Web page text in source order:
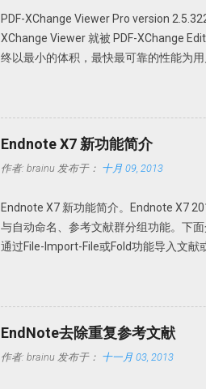
PDF-XChange Viewer Pro version
XChange Viewer 就被 PDF-XChange
终以最小的体积，最快最可靠的性能为
操作。 本版特点 1. 绿色便携，无需安
64 位操作系统。 使用方法
文件夹，建议解压到一个特定文件夹，
PDFX_Vwr_Port_OCR 压缩文件中为
64 位操作系统，复制 X64 文件夹内的
https://pan.baidu.com/s/1jJyUD18 密码:
Endnote X7 新功能简介
作者: brainu 发布于： 十月 09, 2013
Endnote X7 新功能简介。Endnote X7
与自动命名、参考文献群分组功能。下
通过File-Import-File或Fold功能导入文
Edit→Preferences-PDF Handling，选
只要今后该文件夹内有新文献存入，
时可以缺少部分内容，如摘要或者页码
命名：PDF Auto Renaming Options 以
件名都以原始名称。这样做的坏外有很
EndNote去除重复参考文献
作者: brainu 发布于： 十一月 03, 2013